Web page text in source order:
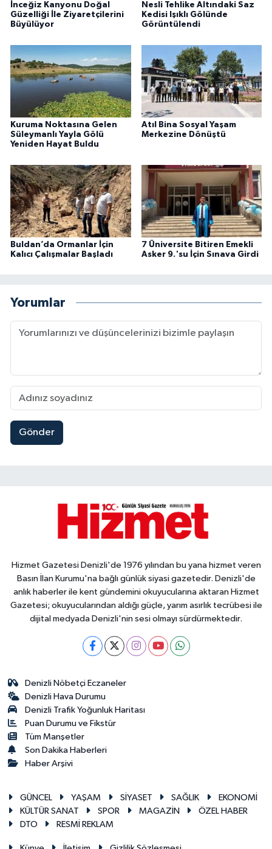
İnceğiz Kanyonu Doğal
Güzelliği İle Ziyaretçilerini
Büyülüyor
Nesli Tehlike Altındaki Saz
Kedisi Işıklı Gölünde
Görüntülendi
Kuruma Noktasına Gelen
Süleymanlı Yayla Gölü
Yeniden Hayat Buldu
Atıl Bina Sosyal Yaşam
Merkezine Dönüştü
Buldan’da Ormanlar İçin
Kalıcı Çalışmalar Başladı
7 Üniversite Bitiren Emekli
Asker 9.'su İçin Sınava Girdi
Yorumlar
Gönder
Hizmet Gazetesi Denizli'de 1976 yılından bu yana hizmet veren
Basın İlan Kurumu'na bağlı günlük siyasi gazetedir. Denizli'de
anlık haberler ile kent gündemini okuyucularına aktaran Hizmet
Gazetesi; okuyucularından aldığı güçle, yarım asırlık tecrübesi ile
dijital medyada Denizli'nin sesi olmayı sürdürmektedir.
Denizli Nöbetçi Eczaneler
Denizli Hava Durumu
Denizli Trafik Yoğunluk Haritası
Puan Durumu ve Fikstür
Tüm Manşetler
Son Dakika Haberleri
Haber Arşivi
GÜNCEL YAŞAM SİYASET SAĞLIK
EKONOMİ
KÜLTÜR SANAT
SPOR MAGAZİN
ÖZEL HABER
DTO
RESMİ REKLAM